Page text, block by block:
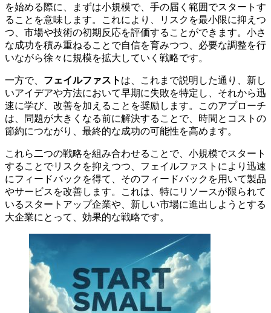
を始める際に、まずは小規模で、手の届く範囲でスタートす
ることを意味します。これにより、リスクを最小限に抑えつ
つ、市場や技術の初期反応を評価することができます。小さ
な成功を積み重ねることで自信を育みつつ、必要な調整を行
いながら徐々に規模を拡大していく戦略です。
一方で、 フェイルファスト は、これまで説明した通り、新し
いアイデアや方法において早期に失敗を特定し、それから迅
速に学び、改善を加えることを奨励します。このアプローチ
は、問題が大きくなる前に解決することで、時間とコストの
節約につながり、最終的な成功の可能性を高めます。
これら二つの戦略を組み合わせることで、小規模でスタート
することでリスクを抑えつつ、フェイルファストにより迅速
にフィードバックを得て、そのフィードバックを用いて製品
やサービスを改善します。これは、特にリソースが限られて
いるスタートアップ企業や、新しい市場に進出しようとする
大企業にとって、効果的な戦略です。